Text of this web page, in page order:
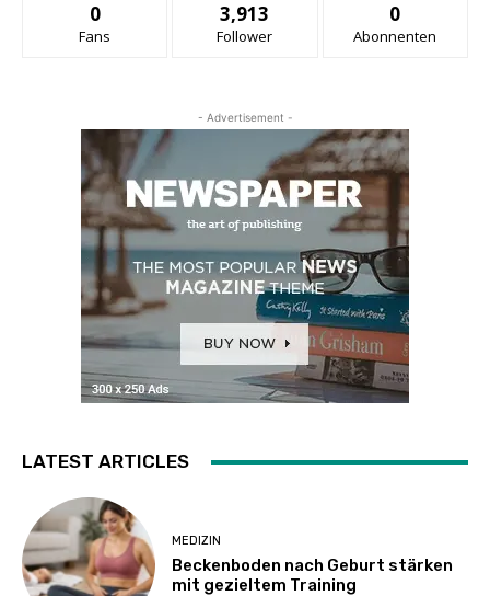
0
Fans
3,913
Follower
0
Abonnenten
- Advertisement -
LATEST ARTICLES
MEDIZIN
Beckenboden nach Geburt stärken
mit gezieltem Training